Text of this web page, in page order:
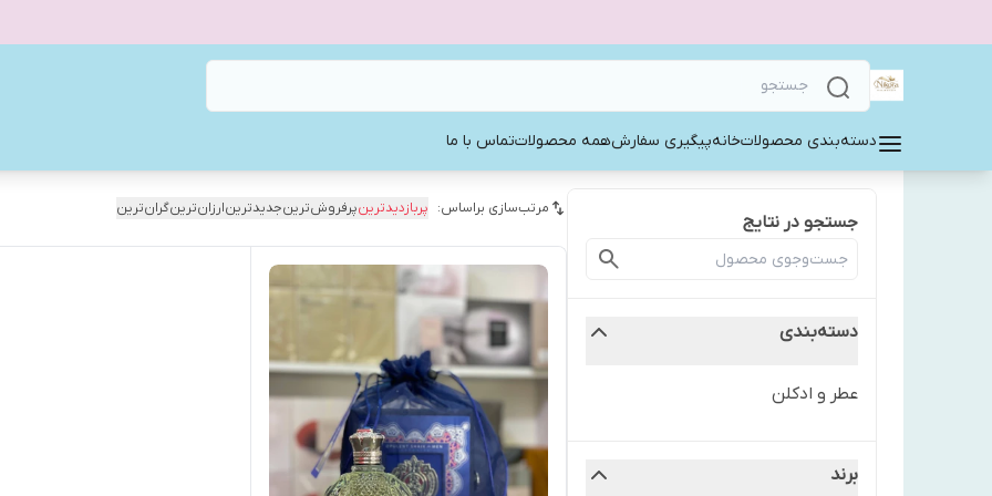
دسته‌بندی محصولاتخانهپیگیری سفارشهمه محصولاتتماس با ما
جستجو در نتایج
دسته‌بندی
عطر و ادکلن
برند
مرتب‌سازی براساس: پربازدیدترینپرفروش‌ترینجدیدترینارزان‌ترینگران‌ترین